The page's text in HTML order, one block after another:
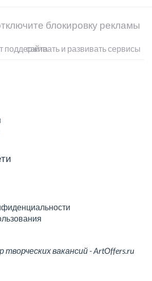
блокировку рекламы
Реклама помогает поддерживать и развивать сервисы сайта
вакансий - ArtOffers.ru